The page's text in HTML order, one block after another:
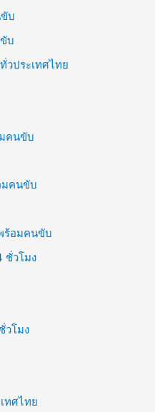
บ
บ
วประเทศไทย
คนขับ
มคนขับ
ร้อมคนขับ
ชั่วโมง
วโมง
ทศไทย